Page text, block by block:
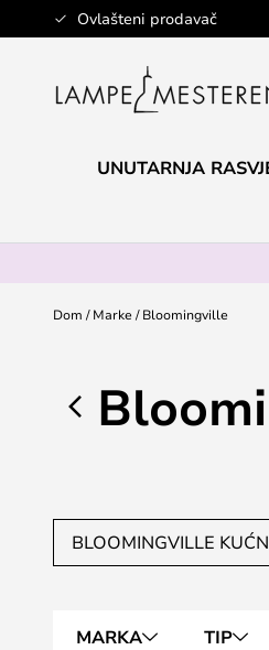
Ovlašteni prodavač
Skip
to
UNUTARNJA
Dom Marke Bloomingville
BLOOMINGVILLE
MARKA TIP